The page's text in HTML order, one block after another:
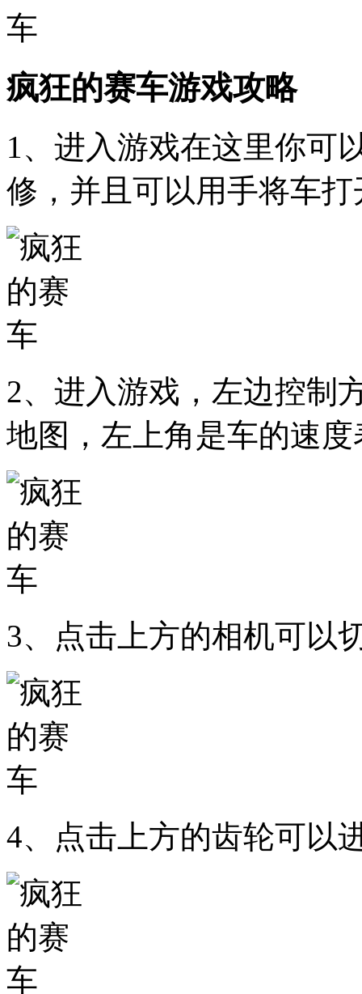
疯狂的赛车游戏攻略
1、进入游戏在这里你可
修，并且可以用手将车
2、进入游戏，左边控制
地图，左上角是车的速度
3、点击上方的相机可以
4、点击上方的齿轮可以